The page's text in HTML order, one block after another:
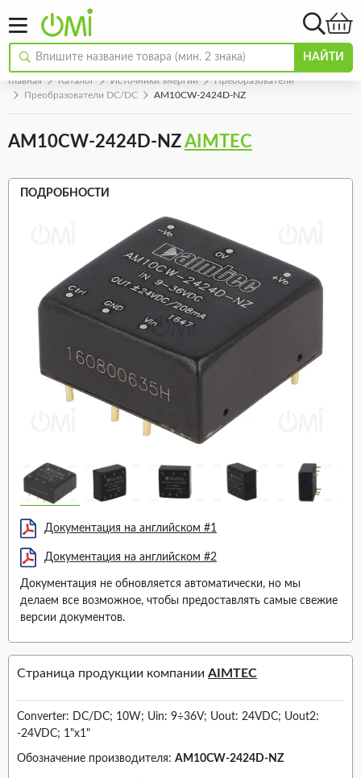
НАЙТИ
Главная Каталог Источники энергии
Преобразователи
Преобразователи DC/DC
AM10CW-2424D-NZ
AM10CW-2424D-NZAIMTEC
ПОДРОБНОСТИ
Документация на английском #1
Документация на английском #2
Документация не обновляется автоматически, но мы
делаем все возможное, чтобы предоставлять самые свежие
версии документов.
Страница продукции компании AIMTEC
Converter: DC/DC; 10W; Uin: 9÷36V; Uout: 24VDC; Uout2:
-24VDC; 1"x1"
Обозначение производителя: AM10CW-2424D-NZ